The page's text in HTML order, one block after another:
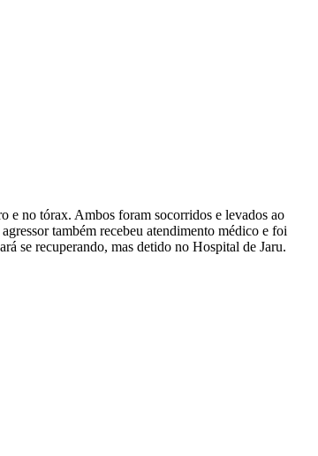
e no tórax. Ambos foram socorridos e levados ao
também recebeu atendimento médico e foi
se recuperando, mas detido no Hospital de Jaru.